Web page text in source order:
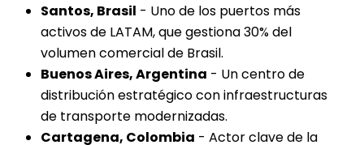
Santos, Brasil - Uno de los puertos más
activos de LATAM, que gestiona 30% del
volumen comercial de Brasil.
Buenos Aires, Argentina - Un centro de
distribución estratégico con infraestructuras
de transporte modernizadas.
Cartagena, Colombia - Actor clave de la